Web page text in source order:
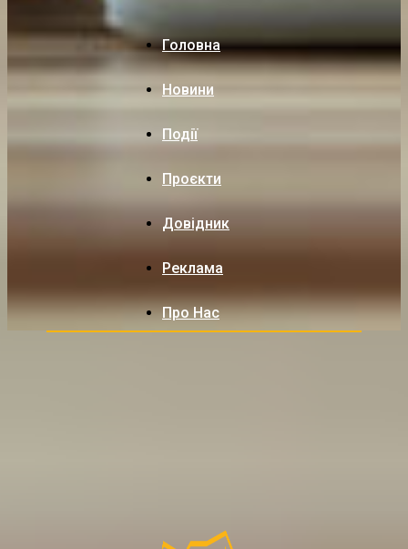
Головна
Новини
Події
Проєкти
Довідник
Реклама
Про Нас